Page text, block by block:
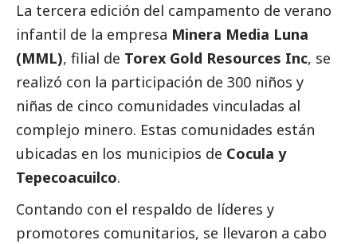
La tercera edición del campamento de verano
infantil de la empresa Minera Media Luna
(MML), filial de Torex Gold Resources Inc, se
realizó con la participación de 300 niños y
niñas de cinco comunidades vinculadas al
complejo minero. Estas comunidades están
ubicadas en los municipios de Cocula y
Tepecoacuilco.
Contando con el respaldo de líderes y
promotores comunitarios, se llevaron a cabo